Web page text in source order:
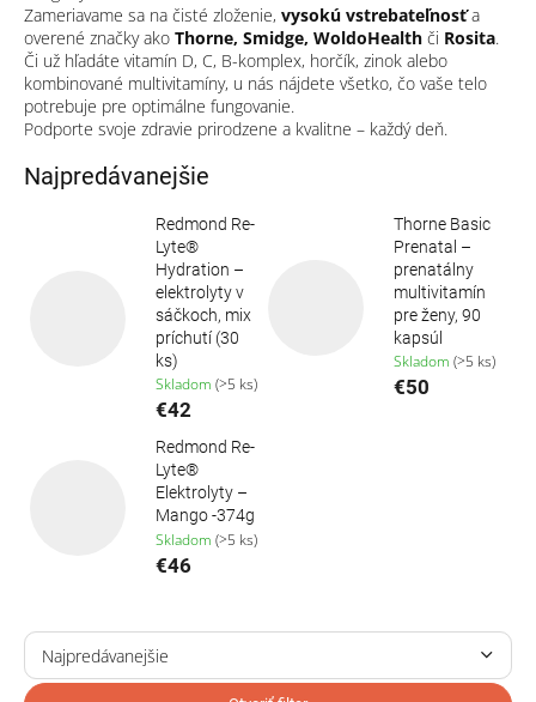
Zameriavame sa na čisté zloženie, vysokú vstrebateľnosťa
overené značky ako Thorne, Smidge, WoldoHealth či Rosita.
Či už hľadáte vitamín D, C, B-komplex, horčík, zinok alebo
kombinované multivitamíny, u nás nájdete všetko, čo vaše telo
potrebuje pre optimálne fungovanie.
Podporte svoje zdravie prirodzene a kvalitne – každý deň.
Najpredávanejšie
Redmond Re-
Lyte®
Hydration –
elektrolyty v
sáčkoch, mix
príchutí (30
ks)
Skladom (>5 ks)
€42
Thorne Basic
Prenatal –
prenatálny
multivitamín
pre ženy, 90
kapsúl
Skladom (>5 ks)
€50
Redmond Re-
Lyte®
Elektrolyty –
Mango -374g
Skladom (>5 ks)
€46
R
d
Najpredávanejšie